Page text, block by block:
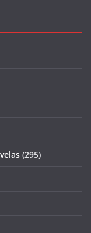
(295)